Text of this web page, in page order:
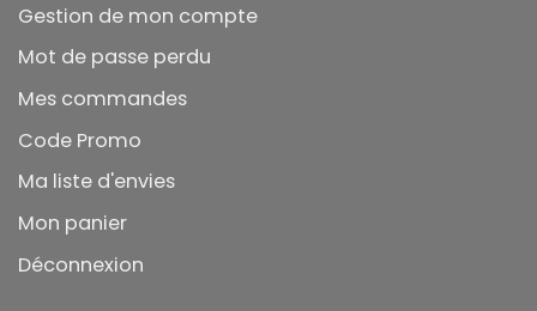
Gestion de mon compte
Mot de passe perdu
Mes commandes
Code Promo
Ma liste d'envies
Mon panier
Déconnexion